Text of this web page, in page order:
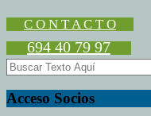
C O N T A C T O
694 40 79 97
Acceso Socios